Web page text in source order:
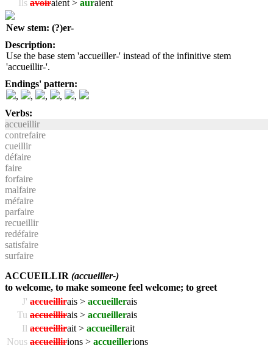
Ils avoiraient > auraient
New stem: (?)er-
Description:
Use the base stem 'accueiller-' instead of the infinitive stem
'accueillir-'.
Endings' pattern:
,
, , ,
,
Verbs:
accueillir
contrefaire
cueillir
défaire
faire
forfaire
malfaire
méfaire
parfaire
recueillir
redéfaire
satisfaire
surfaire
ACCUEILLIR (accueiller-)
to welcome, to make someone feel welcome; to greet
J' accueillirais > accueillerais
Tu accueillirais > accueillerais
Il accueillirait > accueillerait
Nous accueillirions > accueillerions